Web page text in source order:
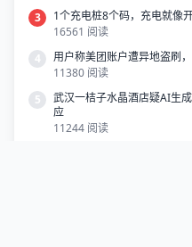
3
1个充电桩8个码，充电就像
16561 阅读
4
用户称美团账户遭异地盗刷
11380 阅读
5
武汉一桔子水晶酒店疑AI生
应
11244 阅读